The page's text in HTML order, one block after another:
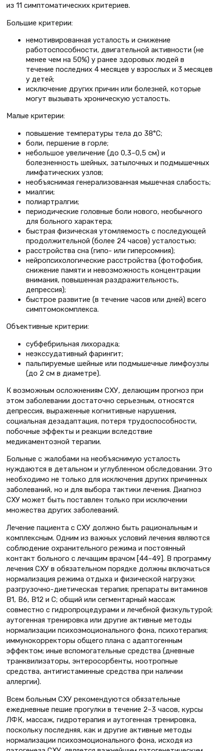
из 11 симптоматических критериев.
Большие критерии:
немотивированная усталость и снижение
работоспособности, двигательной активности (не
менее чем на 50%) у ранее здоровых людей в
течение последних 4 месяцев у взрослых и 3 месяцев
у детей;
исключение других причин или болезней, которые
могут вызывать хроническую усталость.
Малые критерии:
повышение температуры тела до 38°С;
боли, першение в горле;
небольшое увеличение (до 0,3–0,5 см) и
болезненность шейных, затылочных и подмышечных
лимфатических узлов;
необъяснимая генерализованная мышечная слабость;
миалгии;
полиартралгии;
периодические головные боли нового, необычного
для больного характера;
быстрая физическая утомляемость с последующей
продолжительной (более 24 часов) усталостью;
расстройства сна (гипо- или гиперсомния);
нейропсихологические расстройства (фотофобия,
снижение памяти и невозможность концентрации
внимания, повышенная раздражительность,
депрессия);
быстрое развитие (в течение часов или дней) всего
симптомокомплекса.
Объективные критерии:
субфебрильная лихорадка;
неэкссудативный фарингит;
пальпируемые шейные или подмышечные лимфоузлы
(до 2 см в диаметре).
К возможным осложнениям СХУ, делающим прогноз при
этом заболевании достаточно серьезным, относятся
депрессия, выраженные когнитивные нарушения,
социальная дезадаптация, потеря трудоспособности,
побочные эффекты и реакции вследствие
медикаментозной терапии.
Больные с жалобами на необъяснимую усталость
нуждаются в детальном и углубленном обследовании. Это
необходимо не только для исключения других причинных
заболеваний, но и для выбора тактики лечения. Диагноз
СХУ может быть поставлен только при исключении
множества других заболеваний.
Лечение пациента с СХУ должно быть рациональным и
комплексным. Одним из важных условий лечения являются
соблюдение охранительного режима и постоянный
контакт больного с лечащим врачом [44–49]. В программу
лечения СХУ в обязательном порядке должны включаться
нормализация режима отдыха и физической нагрузки;
разгрузочно-диетическая терапия; препараты витаминов
В1, В6, В12 и С; общий или сегментарный массаж
совместно с гидропроцедурами и лечебной физкультурой;
аутогенная тренировка или другие активные методы
нормализации психоэмоционального фона, психотерапия;
иммунокорректоры общего плана с адаптогенным
эффектом; иные вспомогательные средства (дневные
транквилизаторы, энтеросорбенты, ноотропные
средства, антигистаминные средства при наличии
аллергии).
Всем больным СХУ рекомендуются обязательные
ежедневные пешие прогулки в течение 2–3 часов, курсы
ЛФК, массаж, гидротерапия и аутогенная тренировка,
поскольку последняя, как и другие активные методы
нормализации психоэмоционального фона, исходя из